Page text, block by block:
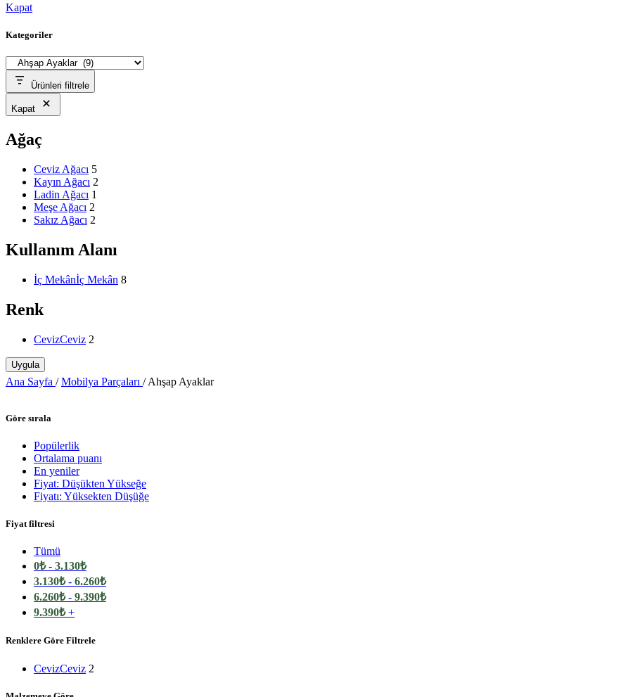
Kapat
Kategoriler
Ürünleri filtrele
Kapat
Ağaç
Ceviz Ağacı 5
Kayın Ağacı 2
Ladin Ağacı 1
Meşe Ağacı 2
Sakız Ağacı 2
Kullanım Alanı
İç Mekânİç Mekân 8
Renk
CevizCeviz 2
Uygula
Ana Sayfa / Mobilya Parçaları / Ahşap Ayaklar
Göre sırala
Popülerlik
Ortalama puanı
En yeniler
Fiyat: Düşükten Yükseğe
Fiyatı: Yüksekten Düşüğe
Fiyat filtresi
Tümü
0₺- 3.130₺
3.130₺- 6.260₺
6.260₺- 9.390₺
9.390₺+
Renklere Göre Filtrele
CevizCeviz 2